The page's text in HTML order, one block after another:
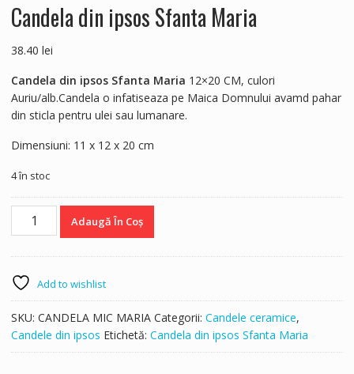
Candela din ipsos Sfanta Maria
38.40 lei
Candela din ipsos Sfanta Maria 12×20 CM, culori
Auriu/alb.Candela o infatiseaza pe Maica Domnului avamd pahar
din sticla pentru ulei sau lumanare.
Dimensiuni: 11 x 12 x 20 cm
4 în stoc
Cantitate
Candela
Sfanta
Maria
Adaugă În Coș
Add to wishlist
SKU: CANDELA MIC MARIA Categorii: Candele ceramice,
Candele din ipsos Etichetă: Candela din ipsos Sfanta Maria